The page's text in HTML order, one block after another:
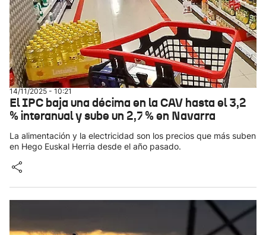
14/11/2025 - 10:21
El IPC baja una décima en la CAV hasta el 3,2
% interanual y sube un 2,7 % en Navarra
La alimentación y la electricidad son los precios que más suben
en Hego Euskal Herria desde el año pasado.